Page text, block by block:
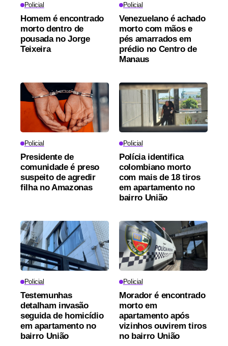
Policial
Homem é encontrado
morto dentro de
pousada no Jorge
Teixeira
Policial
Venezuelano é achado
morto com mãos e
pés amarrados em
prédio no Centro de
Manaus
Policial
Presidente de
comunidade é preso
suspeito de agredir
filha no Amazonas
Policial
Polícia identifica
colombiano morto
com mais de 18 tiros
em apartamento no
bairro União
Policial
Testemunhas
detalham invasão
seguida de homicídio
em apartamento no
bairro União
Policial
Morador é encontrado
morto em
apartamento após
vizinhos ouvirem tiros
no bairro União